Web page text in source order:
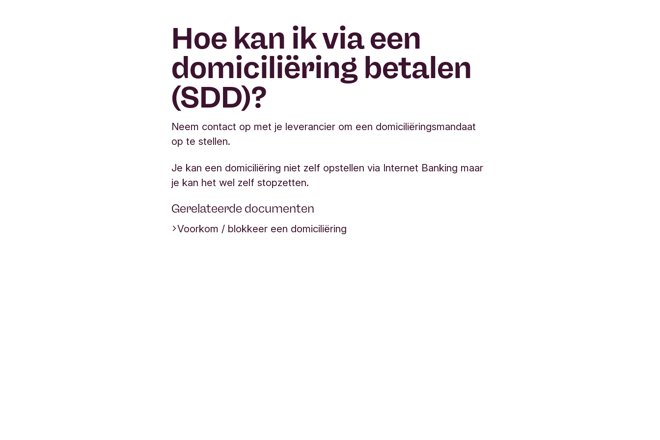
Hoe kan ik via een
domiciliëring betalen
(SDD)?
Neem contact op met je leverancier om een domiciliëringsmandaat
op te stellen.
Je kan een domiciliëring niet zelf opstellen via Internet Banking maar
je kan het wel zelf stopzetten.
Gerelateerde documenten
Voorkom / blokkeer een domiciliëring